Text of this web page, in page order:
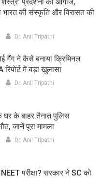
शस्त्र’ प्रदर्शनी का आगाज,
भारत की संस्कृति और विरासत की
Dr. Anil Tripathi
गैंग ने कैसे बनाया क्रिमिनल
में बड़ा खुलासा
Dr. Anil Tripathi
के बाहर तैनात पुलिस
जानें पूरा मामला
Dr. Anil Tripathi
परीक्षा? सरकार ने SC को